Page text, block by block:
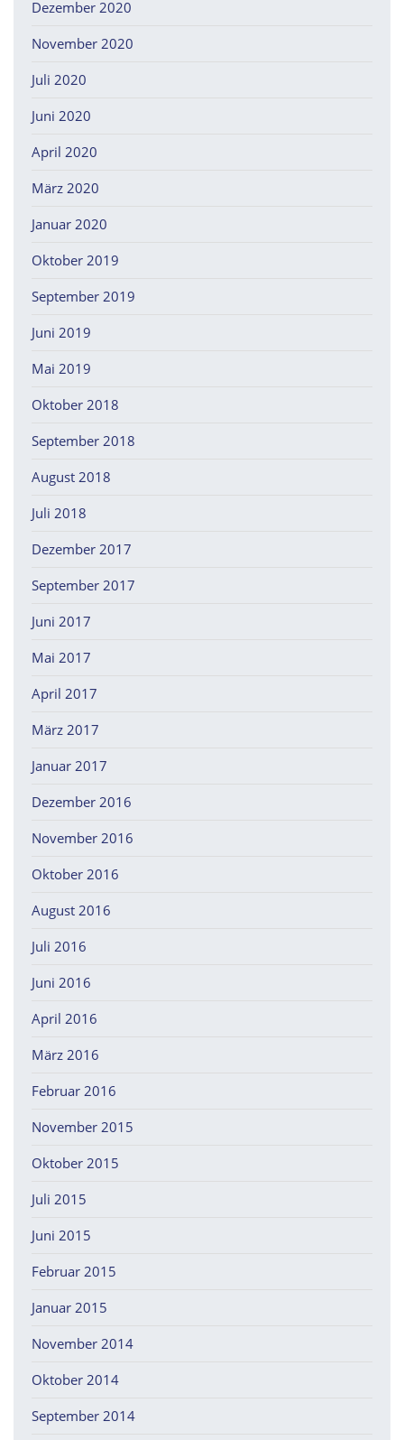
Dezember 2020
November 2020
Juli 2020
Juni 2020
April 2020
März 2020
Januar 2020
Oktober 2019
September 2019
Juni 2019
Mai 2019
Oktober 2018
September 2018
August 2018
Juli 2018
Dezember 2017
September 2017
Juni 2017
Mai 2017
April 2017
März 2017
Januar 2017
Dezember 2016
November 2016
Oktober 2016
August 2016
Juli 2016
Juni 2016
April 2016
März 2016
Februar 2016
November 2015
Oktober 2015
Juli 2015
Juni 2015
Februar 2015
Januar 2015
November 2014
Oktober 2014
September 2014